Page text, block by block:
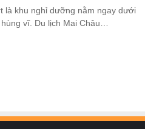
là khu nghỉ dưỡng nằm ngay dưới
vĩ. Du lịch Mai Châu…